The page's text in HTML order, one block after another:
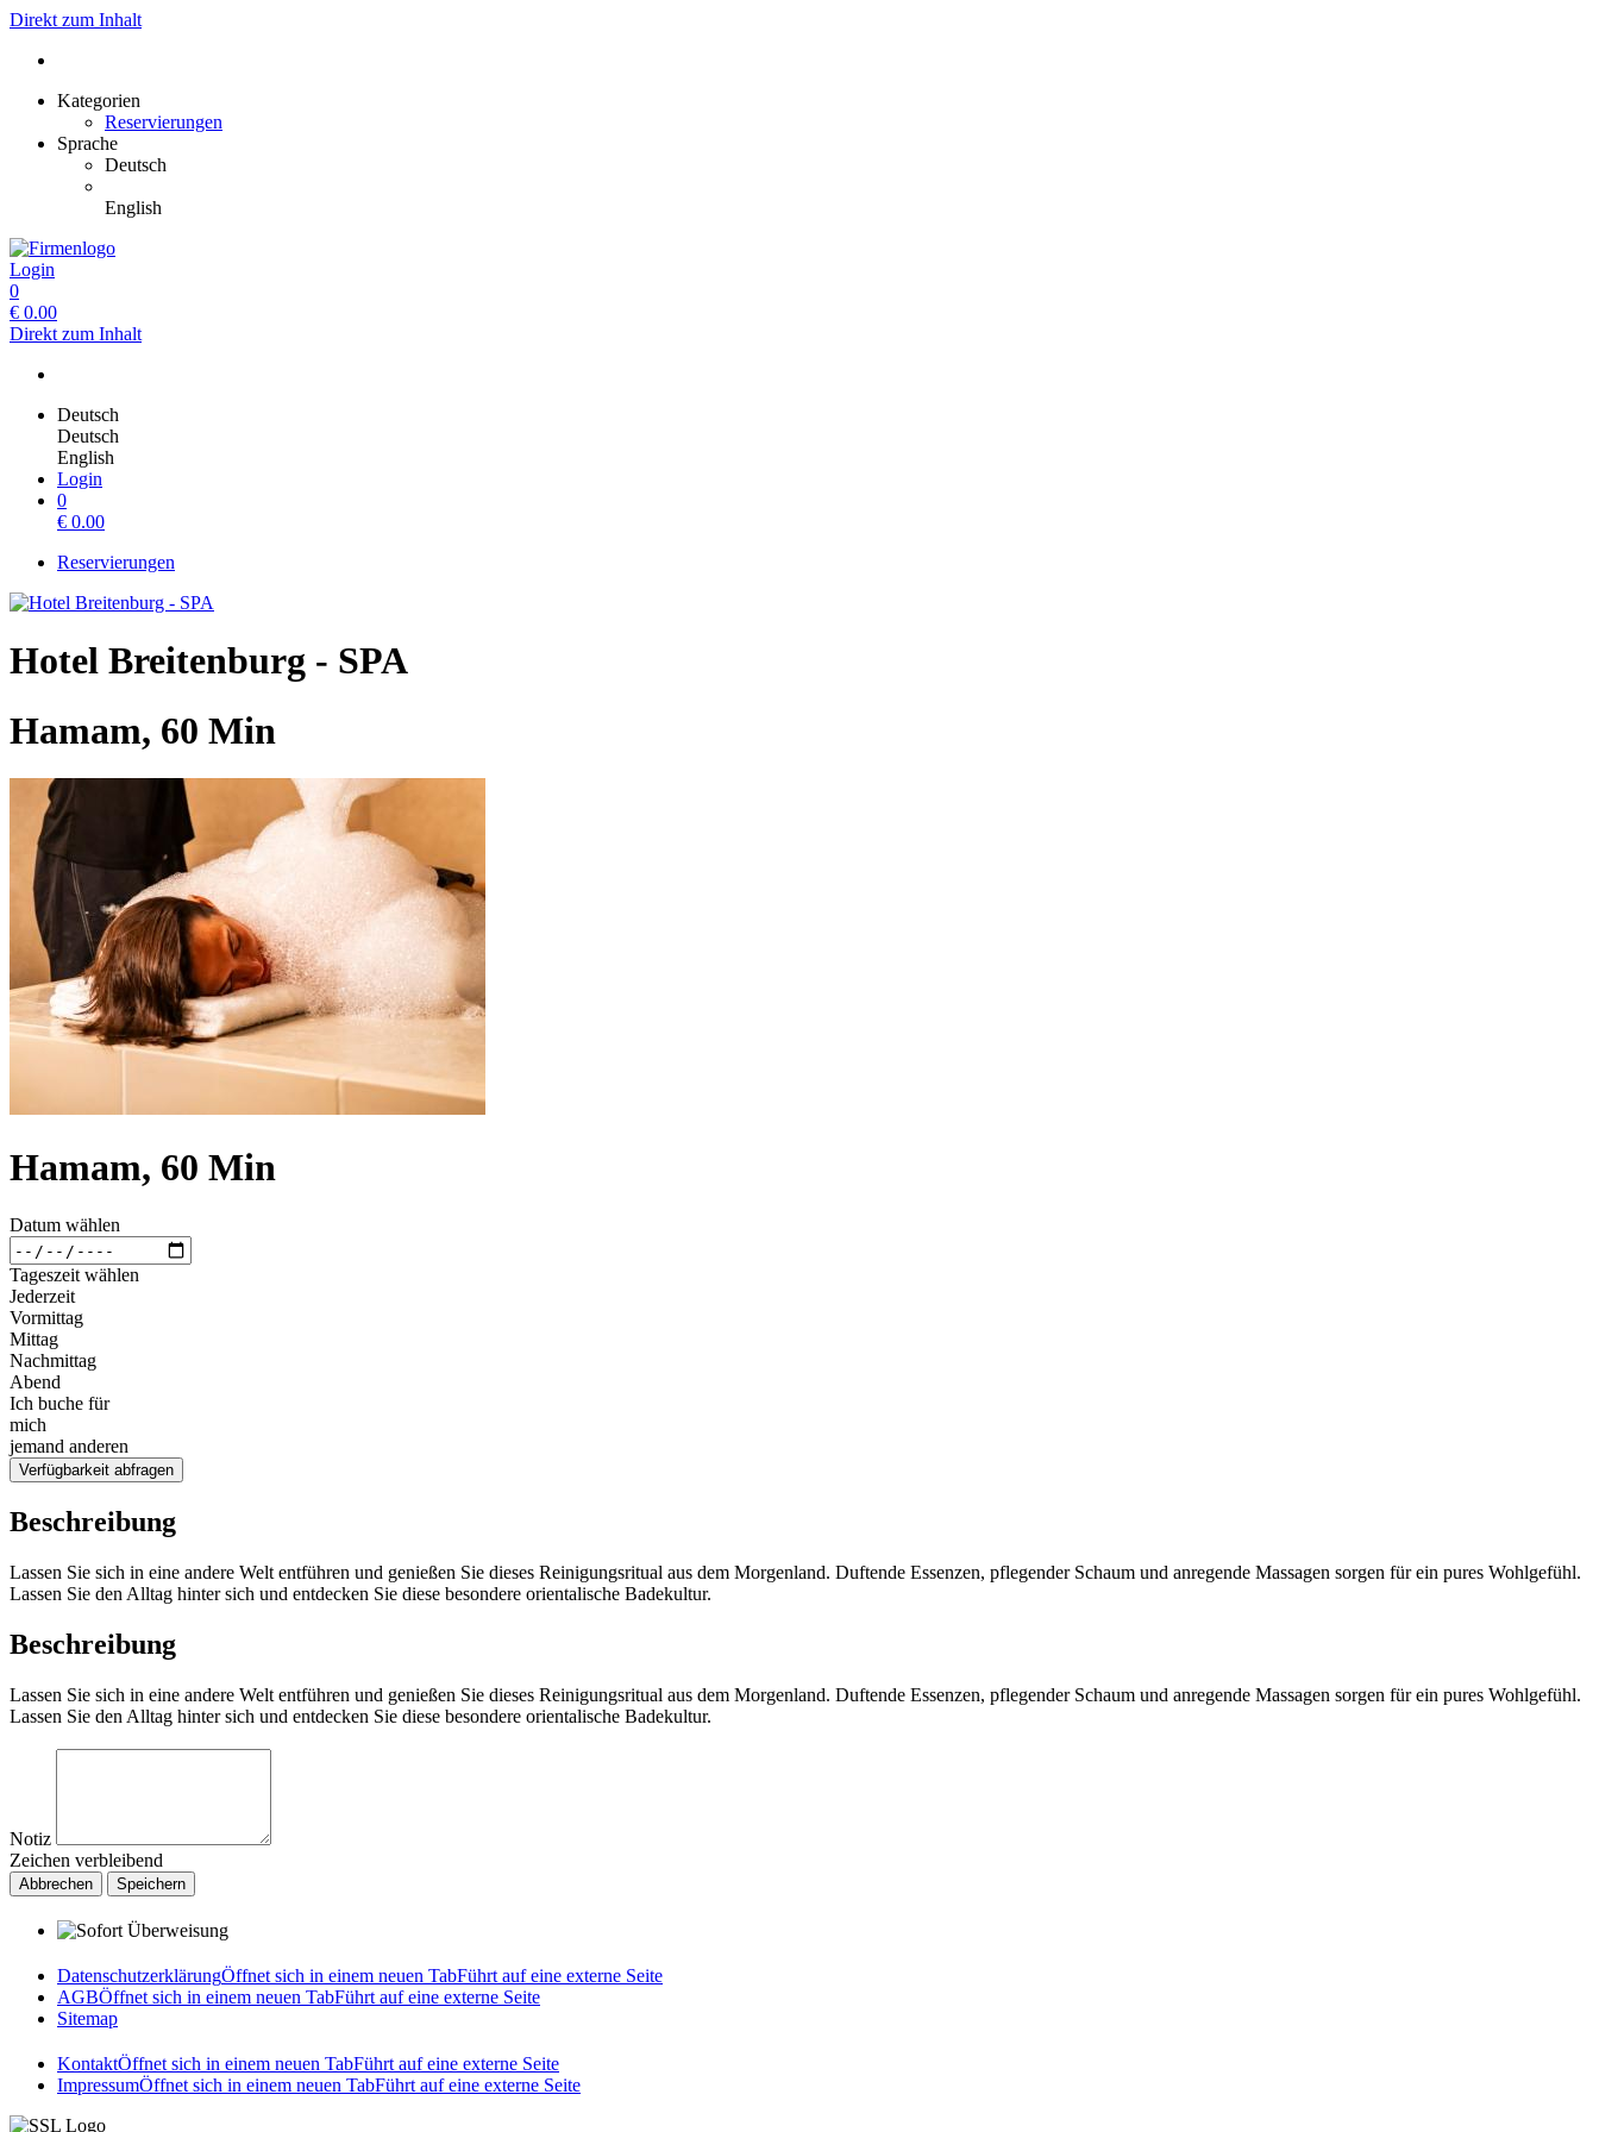
Direkt zum Inhalt
Kategorien
Reservierungen
Sprache
Deutsch
English
Login
0
€ 0.00
Direkt zum Inhalt
Deutsch
Deutsch
English
Login
0
€ 0.00
Reservierungen
Hotel Breitenburg - SPA
Hamam, 60 Min
Hamam, 60 Min
Datum wählen
Tageszeit wählen
Jederzeit
Vormittag
Mittag
Nachmittag
Abend
Ich buche für
mich
jemand anderen
Verfügbarkeit abfragen
Beschreibung
Lassen Sie sich in eine andere Welt entführen und genießen Sie dieses Reinigungsritual aus dem Morgenland. Duftende Essenzen, pflegender Schaum und anregende Massagen sorgen für ein pures Wohlgefühl.
Lassen Sie den Alltag hinter sich und entdecken Sie diese besondere orientalische Badekultur.
Beschreibung
Lassen Sie sich in eine andere Welt entführen und genießen Sie dieses Reinigungsritual aus dem Morgenland. Duftende Essenzen, pflegender Schaum und anregende Massagen sorgen für ein pures Wohlgefühl.
Lassen Sie den Alltag hinter sich und entdecken Sie diese besondere orientalische Badekultur.
Notiz
Zeichen verbleibend
Abbrechen Speichern
DatenschutzerklärungÖffnet sich in einem neuen TabFührt auf eine externe Seite
AGBÖffnet sich in einem neuen TabFührt auf eine externe Seite
Sitemap
KontaktÖffnet sich in einem neuen TabFührt auf eine externe Seite
ImpressumÖffnet sich in einem neuen TabFührt auf eine externe Seite